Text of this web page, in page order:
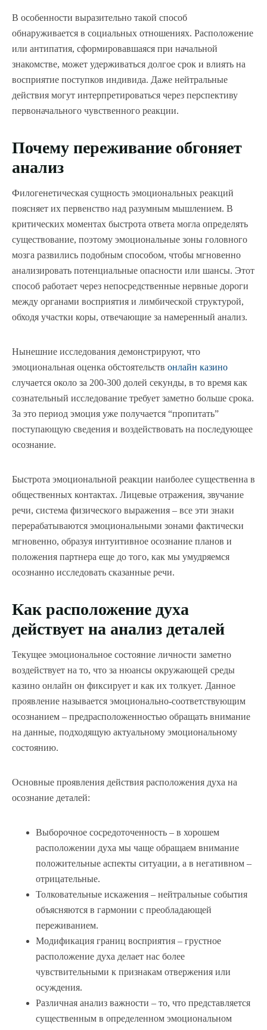
В особенности выразительно такой способ
обнаруживается в социальных отношениях. Расположение
или антипатия, сформировавшаяся при начальной
знакомстве, может удерживаться долгое срок и влиять на
восприятие поступков индивида. Даже нейтральные
действия могут интерпретироваться через перспективу
первоначального чувственного реакции.
Почему переживание обгоняет
анализ
Филогенетическая сущность эмоциональных реакций
поясняет их первенство над разумным мышлением. В
критических моментах быстрота ответа могла определять
существование, поэтому эмоциональные зоны головного
мозга развились подобным способом, чтобы мгновенно
анализировать потенциальные опасности или шансы. Этот
способ работает через непосредственные нервные дороги
между органами восприятия и лимбической структурой,
обходя участки коры, отвечающие за намеренный анализ.
Нынешние исследования демонстрируют, что
эмоциональная оценка обстоятельств онлайн казино
случается около за 200-300 долей секунды, в то время как
сознательный исследование требует заметно больше срока.
За это период эмоция уже получается “пропитать”
поступающую сведения и воздействовать на последующее
осознание.
Быстрота эмоциональной реакции наиболее существенна в
общественных контактах. Лицевые отражения, звучание
речи, система физического выражения – все эти знаки
перерабатываются эмоциональными зонами фактически
мгновенно, образуя интуитивное осознание планов и
положения партнера еще до того, как мы умудряемся
осознанно исследовать сказанные речи.
Как расположение духа
действует на анализ деталей
Текущее эмоциональное состояние личности заметно
воздействует на то, что за нюансы окружающей среды
казино онлайн он фиксирует и как их толкует. Данное
проявление называется эмоционально-соответствующим
осознанием – предрасположенностью обращать внимание
на данные, подходящую актуальному эмоциональному
состоянию.
Основные проявления действия расположения духа на
осознание деталей:
Выборочное сосредоточенность – в хорошем
расположении духа мы чаще обращаем внимание
положительные аспекты ситуации, а в негативном –
отрицательные.
Толковательные искажения – нейтральные события
объясняются в гармонии с преобладающей
переживанием.
Модификация границ восприятия – грустное
расположение духа делает нас более
чувствительными к признакам отвержения или
осуждения.
Различная анализ важности – то, что представляется
существенным в определенном эмоциональном